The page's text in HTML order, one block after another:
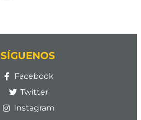
SÍGUENOS
Facebook
Twitter
Instagram